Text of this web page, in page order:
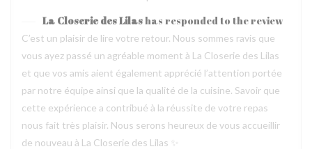
La Closerie des Lilashas responded to the review
C’est un plaisir de lire votre retour. Nous sommes ravis que
vous ayez passé un agréable moment à La Closerie des Lilas
et que vos amis aient également apprécié l’attention portée
par notre équipe ainsi que la qualité de la cuisine. Savoir que
cette expérience a contribué à la réussite de votre repas
nous fait très plaisir. Nous serons heureux de vous accueillir
de nouveau à La Closerie des Lilas ✨